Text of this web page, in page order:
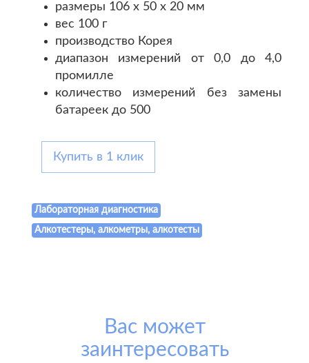
размеры 106 x 50 x 20 мм
вес 100 г
производство Корея
диапазон измерений от 0,0 до 4,0
промилле
количество измерений без замены
батареек до 500
Купить в 1 клик
Лабораторная диагностика
Алкотестеры, алкометры, алкотесты
Вас может
заинтересовать